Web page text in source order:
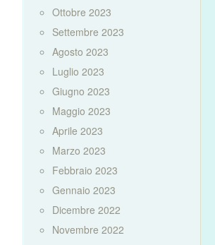
Ottobre 2023
Settembre 2023
Agosto 2023
Luglio 2023
Giugno 2023
Maggio 2023
Aprile 2023
Marzo 2023
Febbraio 2023
Gennaio 2023
Dicembre 2022
Novembre 2022